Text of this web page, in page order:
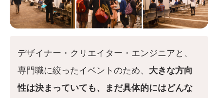
デザイナー・クリエイター・エンジニアと、
専門職に絞ったイベントのため、 大きな方向
性は決まっていても、まだ具体的にはどんな